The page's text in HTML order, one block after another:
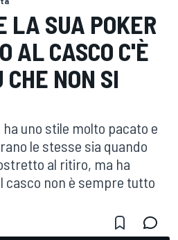
LA SUA POKER
AL CASCO C'È
CHE NON SI
uno stile molto pacato e
le stesse sia quando
al ritiro, ma ha
casco non è sempre tutto